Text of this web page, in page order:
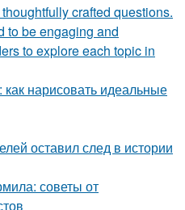
crafted questions.
to be engaging and
to explore each topic in
нарисовать идеальные
оставил след в истории
советы от